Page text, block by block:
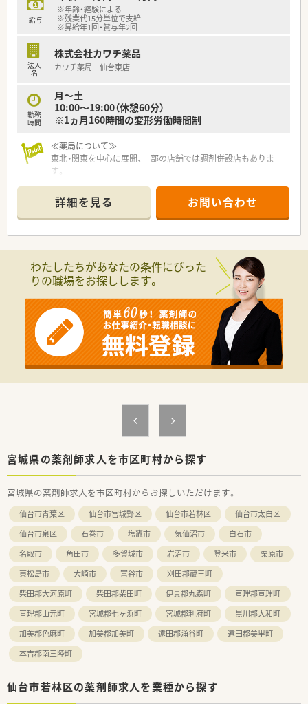
【求人情報について】
■正社員の勤務薬剤師としてご入社いただき、服薬指導や監査、
■新卒や未経験の方、ブランクがある方も応募可能となってお
り、幅広い層の薬剤師を積極的に受け入れています。
や年末年始などの長期休暇制度も充実しています。
【勤務実態について】
■月曜日から金曜日は9時から18時まで、土曜日は9時から13時
■稼働日×8時間で月160時間から170時間程度の勤務となり、
在宅のスケジュールに合わせて柔軟に調整します。
■施設在宅への対応があるため、自動車の運転業務が必須となっ
ており、マイカーでの通勤や駐車場の利用も可能です。
給与
※年齢・経験による
※残業代15分単位で支給
※昇給年1回・賞与年2回
法人
名
株式会社カワチ薬品
カワチ薬局 仙台東店
勤務
時間
月～土
10:00～19:00（休憩60分）
※1ヵ月160時間の変形労働時間制
≪薬局について≫
東北・関東を中心に展開、一部の店舗では調剤併設店もありま
す。
の実現を目指し
スケール・品揃え・価格・利便性の充実した店舗運営で、
1店舗あたりの売上高は業界平均の3倍～5倍の売上を誇ってい
る安定企業。
品揃えの提案等の権限をそれぞれの店舗に委譲しており、
社員のモチベーション維持はもちろん、
地域に本当に必要なサービスを提供できるよう配慮している薬
詳細を見る お問い合わせ
わたしたちがあなたの条件にぴった
りの職場をお探しします。
宮城県の薬剤師求人を市区町村から探す
宮城県の薬剤師求人を市区町村からお探しいただけます。
仙台市青葉区 仙台市宮城野区 仙台市若林区
仙台市太白区
仙台市泉区
石巻市 塩竈市 気仙沼市
白石市
名取市
角田市 多賀城市 岩沼市 登米市
栗原市
東松島市
大崎市 富谷市
刈田郡蔵王町
柴田郡大河原町
柴田郡柴田町 伊具郡丸森町
亘理郡亘理町
亘理郡山元町
宮城郡七ヶ浜町 宮城郡利府町
黒川郡大和町
加美郡色麻町
加美郡加美町 遠田郡涌谷町
遠田郡美里町
本吉郡南三陸町
仙台市若林区の薬剤師求人を業種から探す